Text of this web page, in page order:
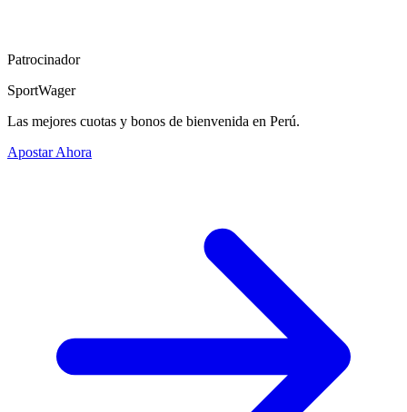
Patrocinador
SportWager
Las mejores cuotas y bonos de bienvenida en Perú.
Apostar Ahora